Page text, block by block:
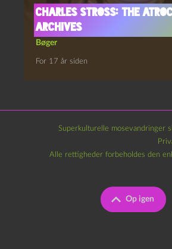
Charles Stross: The
Archives
Bøger
For 17 år siden
Superkulturelle mosevandringer
Op igen
Alle rettigheder forbeholdes den